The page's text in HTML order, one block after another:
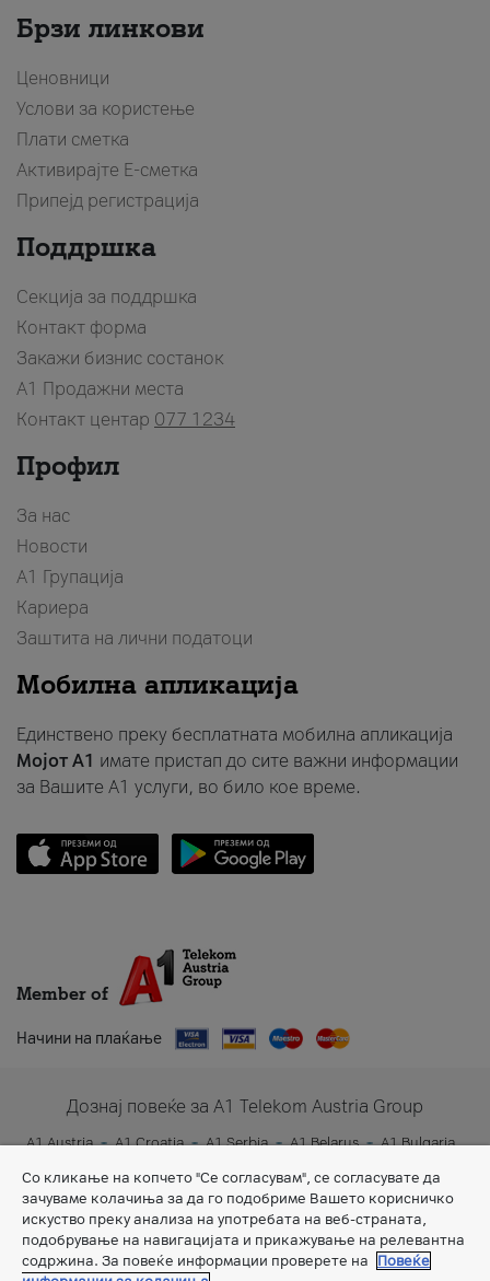
Брзи линкови
Ценовници
Услови за користење
Плати сметка
Активирајте Е-сметка
Припејд регистрација
Поддршка
Секција за поддршка
Контакт форма
Закажи бизнис состанок
A1 Продажни места
Контакт центар 077 1234
Профил
За нас
Новости
А1 Групација
Кариера
Заштита на лични податоци
Мобилна апликација
Единствено преку бесплатната мобилна апликација
Мојот A1 имате пристап до сите важни информации
за Вашите A1 услуги, во било кое време.
Member of
Начини на плаќање
Дознај повеќе за A1 Telekom Austria Group
A1 Austria A1 Croatia A1 Serbia A1 Belarus
A1 Bulgaria
Со кликање на копчето "Се согласувам", се согласувате да
зачуваме колачиња за да го подобриме Вашето корисничко
искуство преку анализа на употребата на веб-страната,
подобрување на навигацијата и прикажување на релевантна
содржина. За повеќе информации проверете на
Повеќе